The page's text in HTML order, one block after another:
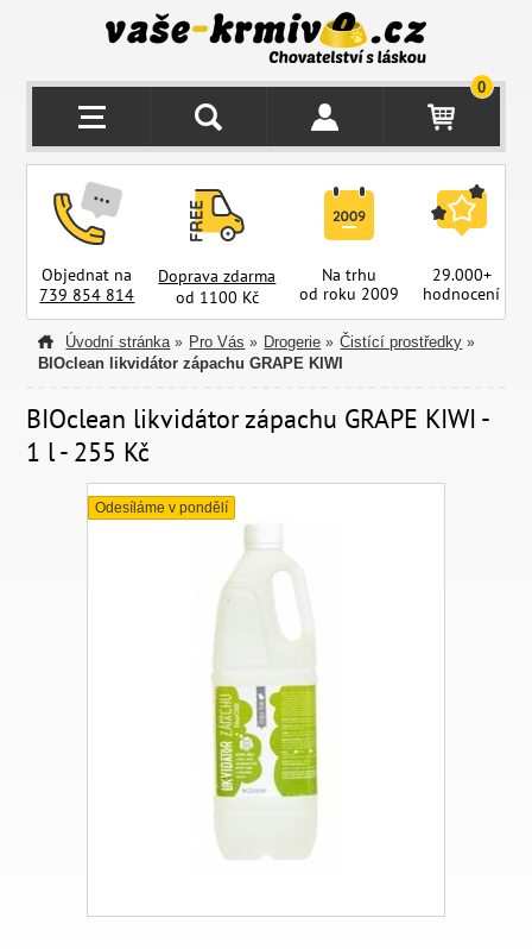
0
Objednat na
739 854 814
Doprava zdarma
od 1100 Kč
Na trhu
od roku 2009
29.000+
hodnocení
Úvodní stránka » Pro Vás » Drogerie » Čistící prostředky »
BIOclean likvidátor zápachu GRAPE KIWI
BIOclean likvidátor zápachu GRAPE KIWI -
1 l - 255 Kč
Odesíláme v pondělí